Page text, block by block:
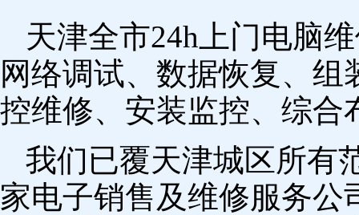
天津全市24h上门电脑
网络调试、数据恢复、
控维修、安装监控、综合
我们已覆天津城区所有
家电子销售及维修服务公